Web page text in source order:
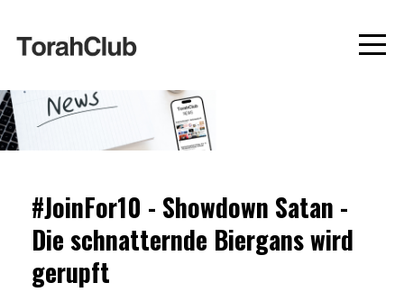
#JoinFor10 - Showdown Satan -
Die schnatternde Biergans wird
gerupft